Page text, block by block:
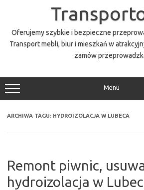
Oferujemy szybkie i bezpieczne
Transport mebli, biur i mieszkań w
zamów
Menu
ARCHIWA TAGU: HYDROIZOLACJA W LUBECA
Remont piwnic,
hydroizolacja w